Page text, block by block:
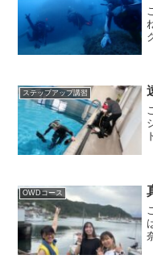
ステップアップ講習
OWDコース